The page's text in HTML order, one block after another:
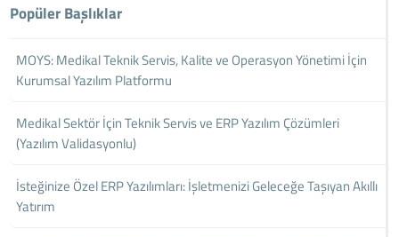
Popüler Başlıklar
MOYS: Medikal Teknik Servis, Kalite ve Operasyon Yönetimi İçin
Kurumsal Yazılım Platformu
Medikal Sektör İçin Teknik Servis ve ERP Yazılım Çözümleri
(Yazılım Validasyonlu)
İsteğinize Özel ERP Yazılımları: İşletmenizi Geleceğe Taşıyan Akıllı
Yatırım